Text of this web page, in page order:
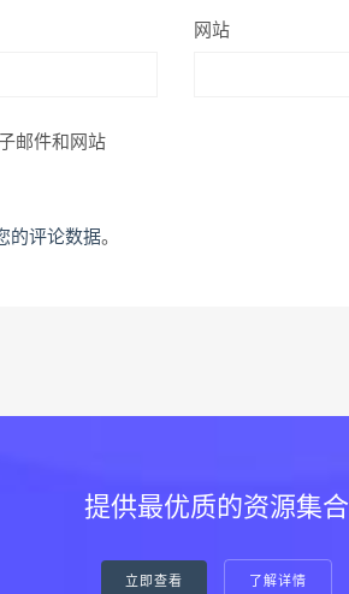
网站
邮件和网站
的评论数据。
提供最优质的资源集合
立即查看 了解详情